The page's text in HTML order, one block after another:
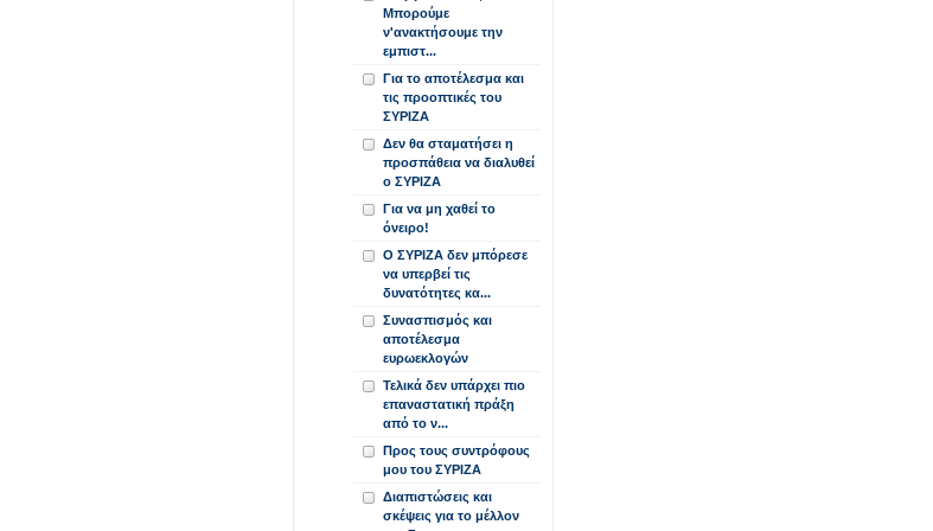
Μπορούμε
ν'ανακτήσουμε την
εμπιστ...
Για το αποτέλεσμα και
τις προοπτικές του
ΣΥΡΙΖΑ
Δεν θα σταματήσει η
προσπάθεια να διαλυθεί
ο ΣΥΡΙΖΑ
Για να μη χαθεί το
όνειρο!
Ο ΣΥΡΙΖΑ δεν μπόρεσε
να υπερβεί τις
δυνατότητες κα...
Συνασπισμός και
αποτέλεσμα
ευρωεκλογών
Τελικά δεν υπάρχει πιο
επαναστατική πράξη
από το ν...
Προς τους συντρόφους
μου του ΣΥΡΙΖΑ
Διαπιστώσεις και
σκέψεις για το μέλλον